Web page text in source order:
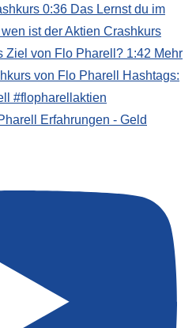
Erfahrungen - Geld